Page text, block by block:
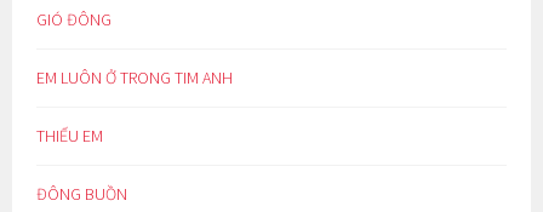
GIÓ ĐÔNG
EM LUÔN Ở TRONG TIM ANH
THIẾU EM
ĐÔNG BUỒN